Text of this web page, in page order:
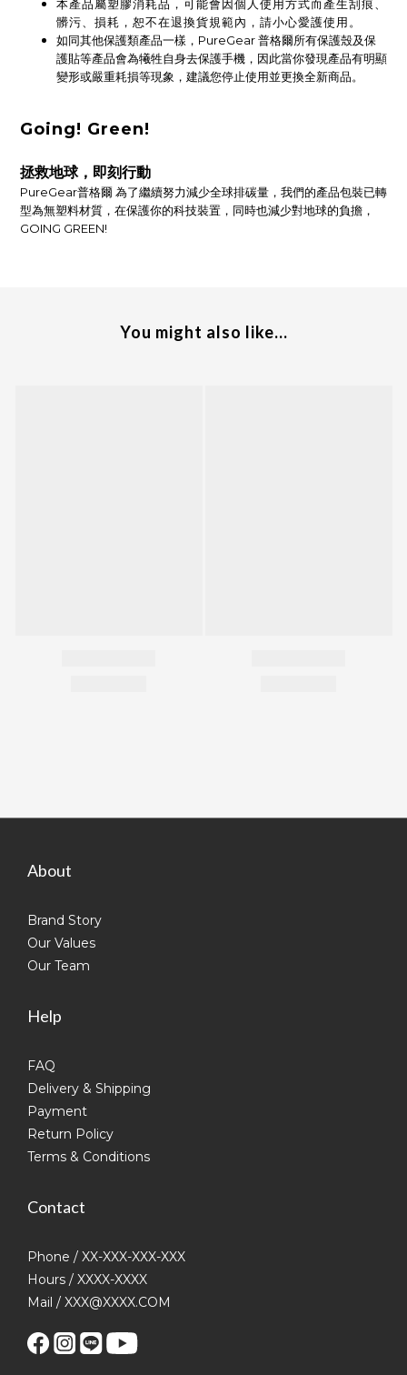
本產品屬塑膠消耗品，可能會因個人使用方式而產生刮痕、
髒污、損耗，恕不在退換貨規範內，請小心愛護使用。
如同其他保護類產品一樣，PureGear 普格爾所有保護殼及保
護貼等產品會為犧牲自身去保護手機，因此當你發現產品有明顯
變形或嚴重耗損等現象，建議您停止使用並更換全新商品。
Going! Green!
拯救地球，即刻行動
PureGear普格爾 為了繼續努力減少全球排碳量，我們的產品包裝已轉
型為無塑料材質，在保護你的科技裝置，同時也減少對地球的負擔，
GOING GREEN!
You might also like...
About
Brand Story
Our Values
Our Team
Help
FAQ
Delivery & Shipping
Payment
Return Policy
Terms & Conditions
Contact
Phone / XX-XXX-XXX-XXX
Hours / XXXX-XXXX
Mail / XXX@XXXX.COM